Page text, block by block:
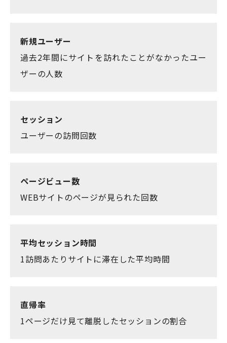
新規ユーザー
過去2年間にサイトを訪れたことがなかったユー
ザーの人数
セッション
ユーザーの訪問回数
ページビュー数
WEBサイトのページが見られた回数
平均セッション時間
1訪問あたりサイトに滞在した平均時間
直帰率
1ページだけ見て離脱したセッションの割合